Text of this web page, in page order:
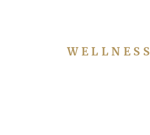
WELLNESS